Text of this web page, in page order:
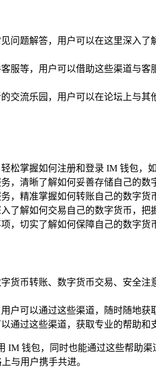
问题解答，用户可以在这里深入
服等，用户可以借助这些渠道与
交流乐园，用户可以在论坛上与
松掌握如何注册和登录 IM 钱包，
，清晰了解如何妥善存储自己的数
，精准掌握如何转账自己的数字货
了解如何交易自己的数字货币，把
，切实了解如何保障自己的数字货
货币转账、数字货币交易、安全
户可以通过这些渠道，随时随地
通过这些渠道，获取专业的帮助
钱包，同时也能通过这些帮助
与用户携手共进。